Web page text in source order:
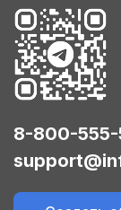
8-800-555-